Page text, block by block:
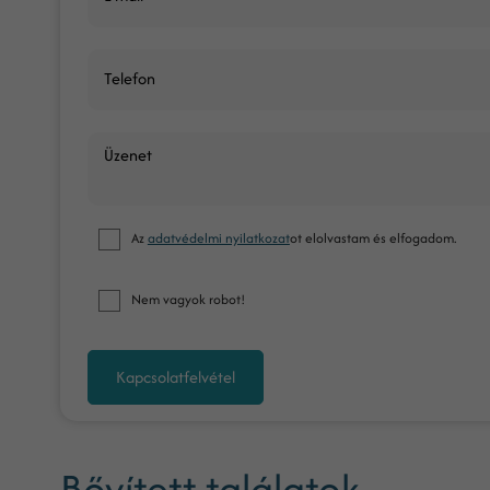
Telefon
Üzenet
Azadatvédelmi nyilatkozatot elolvastam és elfogadom.
Nem vagyok robot!
Kapcsolatfelvétel